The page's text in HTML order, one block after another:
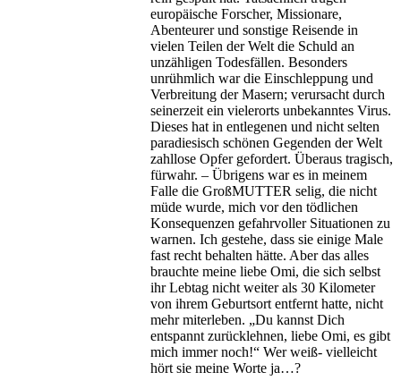
europäische Forscher, Missionare,
Abenteurer und sonstige Reisende in
vielen Teilen der Welt die Schuld an
unzähligen Todesfällen. Besonders
unrühmlich war die Einschleppung und
Verbreitung der Masern; verursacht durch
seinerzeit ein vielerorts unbekanntes Virus.
Dieses hat in entlegenen und nicht selten
paradiesisch schönen Gegenden der Welt
zahllose Opfer gefordert. Überaus tragisch,
fürwahr. – Übrigens war es in meinem
Falle die GroßMUTTER selig, die nicht
müde wurde, mich vor den tödlichen
Konsequenzen gefahrvoller Situationen zu
warnen. Ich gestehe, dass sie einige Male
fast recht behalten hätte. Aber das alles
brauchte meine liebe Omi, die sich selbst
ihr Lebtag nicht weiter als 30 Kilometer
von ihrem Geburtsort entfernt hatte, nicht
mehr miterleben. „Du kannst Dich
entspannt zurücklehnen, liebe Omi, es gibt
mich immer noch!“ Wer weiß- vielleicht
hört sie meine Worte ja…?